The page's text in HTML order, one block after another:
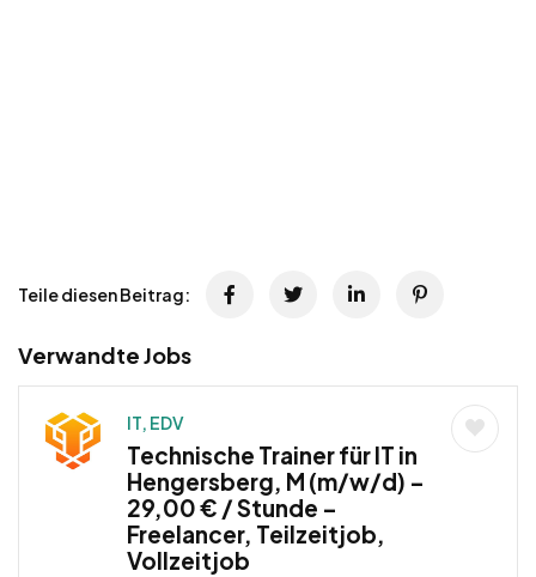
Teile diesen Beitrag:
Verwandte Jobs
IT, EDV
Technische Trainer für IT in
Hengersberg, M (m/w/d) –
29,00 € / Stunde –
Freelancer, Teilzeitjob,
Vollzeitjob